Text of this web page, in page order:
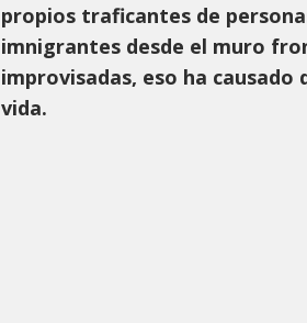
propios traficantes de
imnigrantes desde el muro
improvisadas, eso ha causado
vida.